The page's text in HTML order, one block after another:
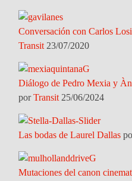
Conversación con Carlos
Transit 23/07/2020
Diálogo de Pedro Mexia y
porTransit 25/06/2024
Las bodas de Laurel Dallas
Mutaciones del canon